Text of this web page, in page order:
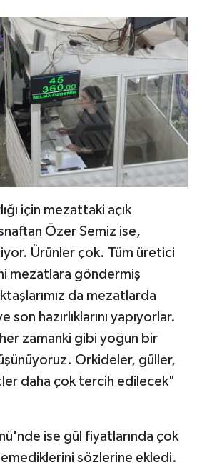
için mezattaki açık
Özer Semiz ise,
Ürünler çok. Tüm üretici
mezatlara göndermiş
da mezatlarda
son hazırlıklarını yapıyorlar.
zamanki gibi yoğun bir
Orkideler, güller,
daha çok tercih edilecek"
ise gül fiyatlarında çok
sözlerine ekledi.